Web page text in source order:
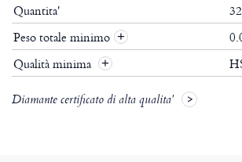
Quantita'
32
Peso totale minimo +
Qualità minima +
Diamante certificato di alta qualita'